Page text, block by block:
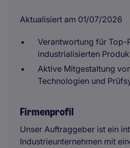
Aktualisiert am 01/07/2026
Verantwortung für Top-
industrialisierten
Aktive Mitgestaltung
Technologien und
Firmenprofil
Unser Auftraggeber ist ein
Industrieunternehmen mit